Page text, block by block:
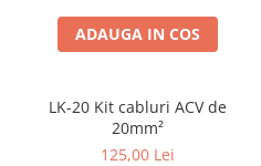
ADAUGA IN COS
LK-20 Kit cabluri ACV de
20mm²
125,00 Lei